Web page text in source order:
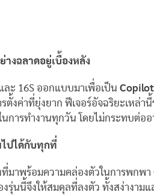
างฉลาดอยู่เบื้องหลัง
ละ 16S ออกแบบมาเพื่อเป็น
ตั้งค่าที่ยุ่งยาก ฟีเจอร์อัจฉริยะเหล่
การทำงานทุกวัน โดยไม่กระทบต่ออ
ปได้กับทุกที่
มาพร้อมความคล่องตัวในการพกพา
งรุ่นนี้จึงให้สมดุลที่ลงตัว ทั้งสง่างาม